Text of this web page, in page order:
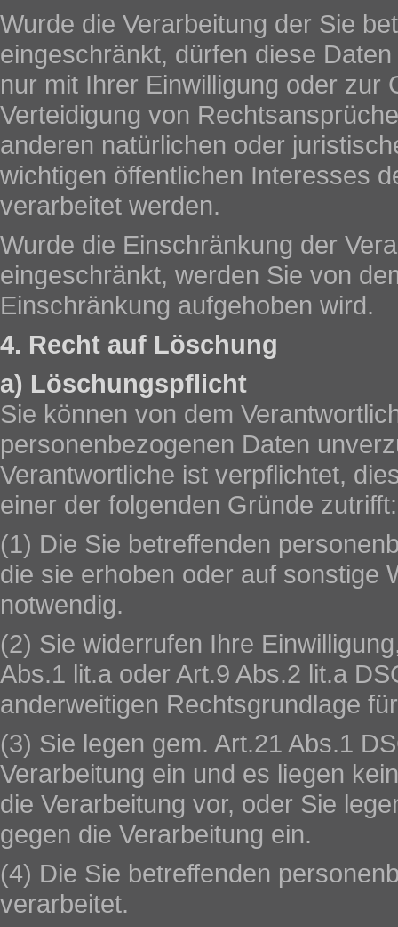
Wurde die Verarbeitung der Sie
eingeschränkt, dürfen diese
nur mit Ihrer Einwilligung oder zur
Verteidigung von
anderen natürlichen oder
wichtigen öffentlichen Interesses
verarbeitet werden.
Wurde die Einschränkung der
eingeschränkt, werden Sie von
Einschränkung aufgehoben wird.
4. Recht auf Löschung
a) Löschungspflicht
Sie können von dem
personenbezogenen Daten
Verantwortliche ist verpflichtet,
einer der folgenden Gründe zutrifft:
(1) Die Sie betreffenden
die sie erhoben oder auf sonstige
notwendig.
(2) Sie widerrufen Ihre
Abs.1 lit.a oder Art.9 Abs.2 lit.a
anderweitigen Rechtsgrundlage
(3) Sie legen gem. Art.21 Abs.1
Verarbeitung ein und es liegen
die Verarbeitung vor, oder Sie
gegen die Verarbeitung ein.
(4) Die Sie betreffenden
verarbeitet.